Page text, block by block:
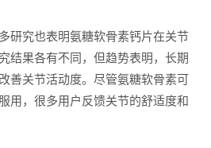
研究也表明氨糖软骨素钙片在关节
结果各有不同，但趋势表明，长期
善关节活动度。尽管氨糖软骨素可
用，很多用户反馈关节的舒适度和